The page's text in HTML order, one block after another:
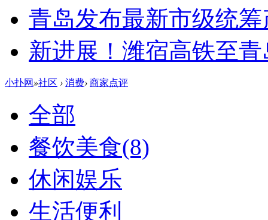
青岛发布最新市级统
新进展！潍宿高铁至
小扑网 »社区 › 消费› 商家点评
全部
餐饮美食(8)
休闲娱乐
生活便利